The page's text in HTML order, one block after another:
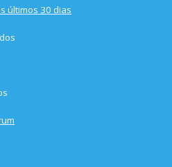
últimos 30 dias